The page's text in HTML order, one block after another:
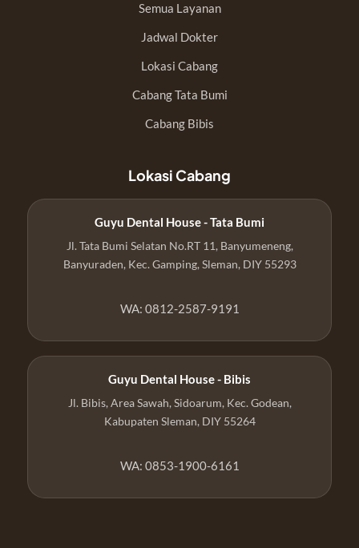
Semua Layanan
Jadwal Dokter
Lokasi Cabang
Cabang Tata Bumi
Cabang Bibis
Lokasi Cabang
Guyu Dental House - Tata Bumi
Jl. Tata Bumi Selatan No.RT 11, Banyumeneng,
Banyuraden, Kec. Gamping, Sleman, DIY 55293
WA: 0812-2587-9191
Guyu Dental House - Bibis
Jl. Bibis, Area Sawah, Sidoarum, Kec. Godean,
Kabupaten Sleman, DIY 55264
WA: 0853-1900-6161